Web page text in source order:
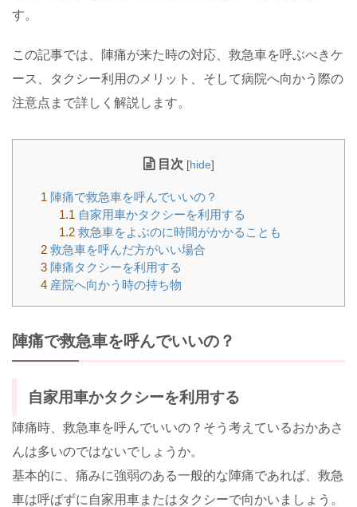
す。
この記事では、陣痛が来た時の対応、救急車を呼ぶべきケ
ース、タクシー利用のメリット、そして病院へ向かう際の
注意点まで詳しく解説します。
目次 [hide]
1 陣痛で救急車を呼んでいいの？
1.1 自家用車かタクシーを利用する
1.2救急車をよぶのに時間がかかることも
2 救急車を呼んだ方がいい場合
3 陣痛タクシーを利用する
4 産院へ向かう時の持ち物
陣痛で救急車を呼んでいいの？
自家用車かタクシーを利用する
陣痛時、救急車を呼んでいいの？そう考えているおかあさ
んは多いのではないでしょうか。
基本的に、痛みに強弱のある一般的な陣痛であれば、救急
車は呼ばずに自家用車またはタクシーで向かいましょう。